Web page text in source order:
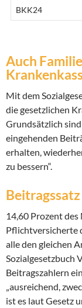
BKK24
Auch
Mit dem
die gesetzlichen
Grundsätzlich
eingehenden
erhalten,
zu bessern“.
14,60 Prozent
Pflichtversicherte
alle den gleichen
Sozialgesetzbuch
Beitragszahlern
„ausreichend,
ist es laut Gesetz